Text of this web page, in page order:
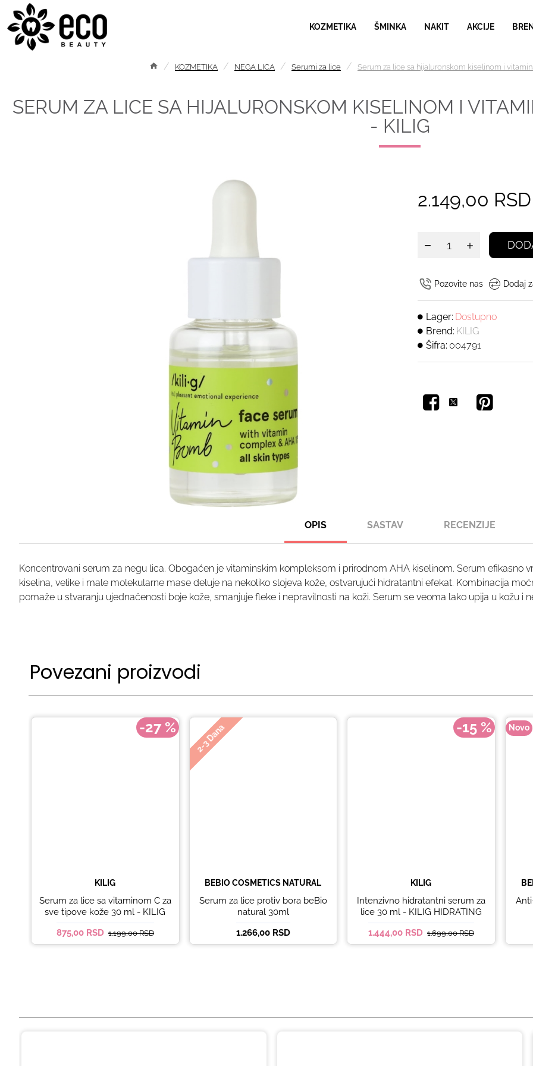
KOZMETIKA ŠMINKA NAKIT AKCIJE
KOZMETIKA NEGA LICA Serumi za lice Serum za lice sa hijaluronskom kiselinom i
SERUM ZA LICE SA HIJALURONSKOM KISELINOM I
- KILIG
Lager: Dostupno
Brend: KILIG
Šifra: 004791
2.149,00 RSD
Pozovite nas Dodaj
OPIS SASTAV RECENZIJE
Koncentrovani serum za negu lica. Obogaćen je vitaminskim kompleksom i prirodnom AHA kiselinom. Serum efikasno
kiselina, velike i male molekularne mase deluje na nekoliko slojeva kože, ostvarujući hidratantni efekat. Kombinacija
pomaže u stvaranju ujednačenosti boje kože, smanjuje fleke i nepravilnosti na koži. Serum se veoma lako upija u kožu i
Povezani proizvodi
-27 %
KILIG
Serum za lice sa vitaminom C za
sve tipove kože 30 ml - KILIG
875,00 RSD 1.199,00 RSD
2-3 Dana
BEBIO COSMETICS NATURAL
Serum za lice protiv bora beBio
natural 30ml
1.266,00 RSD
-15 %
KILIG
Intenzivno hidratantni serum za
lice 30 ml - KILIG HIDRATING
1.444,00 RSD 1.699,00 RSD
Novo